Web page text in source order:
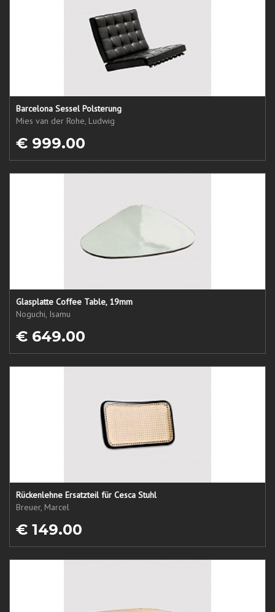
Barcelona Sessel Polsterung
Mies van der Rohe, Ludwig
€ 999.00
Glasplatte Coffee Table, 19mm
Noguchi, Isamu
€ 649.00
Rückenlehne Ersatzteil für Cesca Stuhl
Breuer, Marcel
€ 149.00